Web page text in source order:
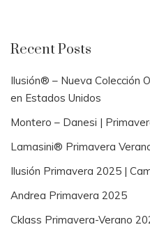
Recent Posts
Ilusión® – Nueva Colección
en Estados Unidos
Montero – Danesi |
Lamasini® Primavera
Ilusión Primavera 2025 |
Andrea Primavera 2025
Cklass Primavera-Verano